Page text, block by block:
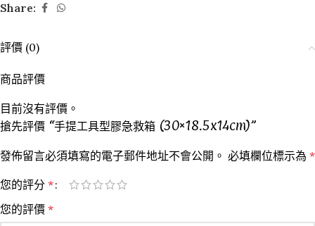
Share:
評價 (0)
商品評價
目前沒有評價。
搶先評價 “手提工具型膠急救箱 (30×18.5x14cm)”
發佈留言必須填寫的電子郵件地址不會公開。 必填欄位標示為 *
您的評分 *
您的評價 *